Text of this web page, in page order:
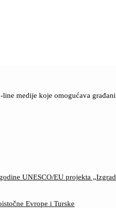
medije koje omogućava
UNESCO/EU projekta
Evrope i Turske